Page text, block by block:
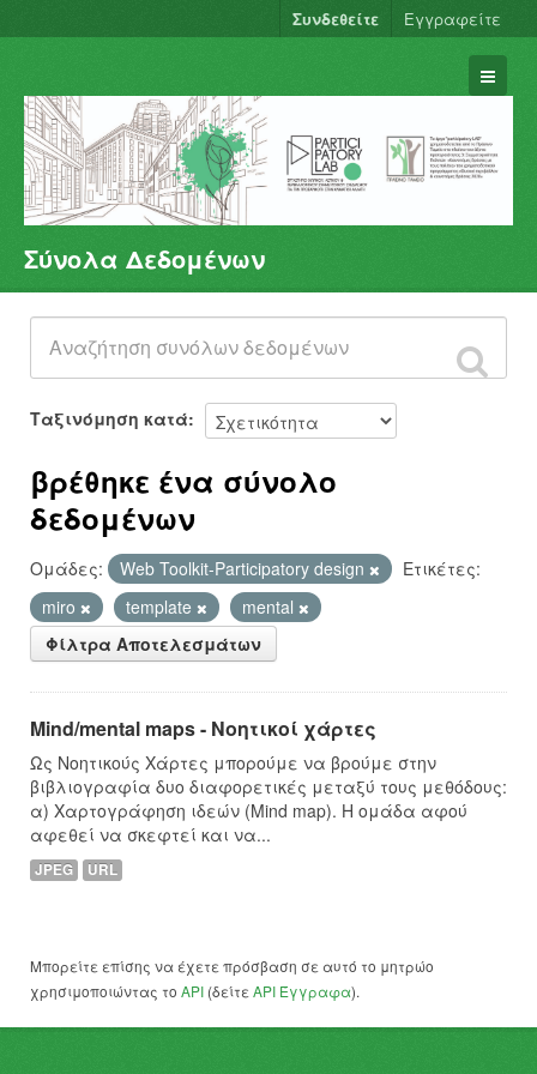
Συνδεθείτε Εγγραφείτε
Σύνολα Δεδομένων
Φορείς
Ομάδες
Σχετικά
Σύνολα Δεδομένων
Ταξινόμηση κατά
βρέθηκε ένα σύνολο
δεδομένων
Ομάδες: Web Toolkit-Participatory design
Ετικέτες:
miro
template
mental
Φίλτρα Αποτελεσμάτων
Mind/mental maps - Νοητικοί χάρτες
Ως Νοητικούς Χάρτες μπορούμε να βρούμε στην
βιβλιογραφία δυο διαφορετικές μεταξύ τους μεθόδους:
α) Χαρτογράφηση ιδεών (Mind map). Η ομάδα αφού
αφεθεί να σκεφτεί και να...
JPEG URL
Μπορείτε επίσης να έχετε πρόσβαση σε αυτό το μητρώο
χρησιμοποιώντας το API (δείτε API Έγγραφα).